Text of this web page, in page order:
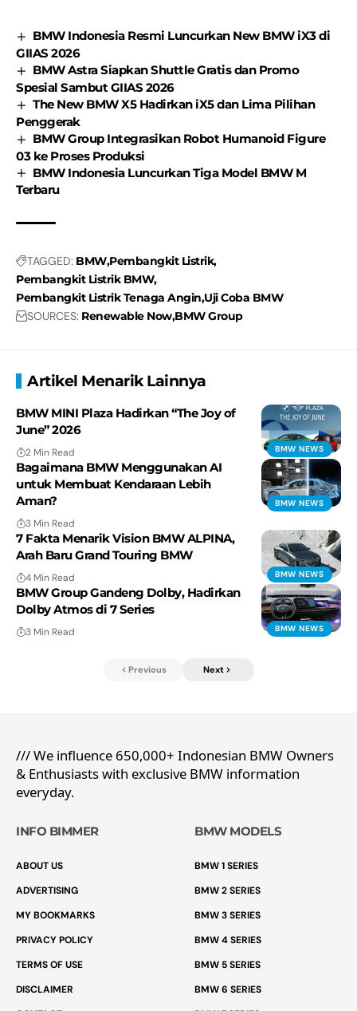
BMW Indonesia Resmi Luncurkan New BMW iX3 di
GIIAS 2026
BMW Astra Siapkan Shuttle Gratis dan Promo
Spesial Sambut GIIAS 2026
The New BMW X5 Hadirkan iX5 dan Lima Pilihan
Penggerak
BMW Group Integrasikan Robot Humanoid Figure
03 ke Proses Produksi
BMW Indonesia Luncurkan Tiga Model BMW M
Terbaru
TAGGED: BMWPembangkit Listrik
Pembangkit Listrik BMW
Pembangkit Listrik Tenaga Angin Uji Coba BMW
SOURCES: Renewable NowBMW Group
Artikel Menarik Lainnya
BMW NEWS
BMW MINI Plaza Hadirkan “The Joy of
June” 2026
2 Min Read
BMW NEWS
Bagaimana BMW Menggunakan AI
untuk Membuat Kendaraan Lebih
Aman?
3 Min Read
BMW NEWS
7 Fakta Menarik Vision BMW ALPINA,
Arah Baru Grand Touring BMW
4 Min Read
BMW NEWS
BMW Group Gandeng Dolby, Hadirkan
Dolby Atmos di 7 Series
3 Min Read
Previous Next
/// We influence 650,000+ Indonesian BMW Owners
& Enthusiasts with exclusive BMW information
everyday.
INFO BIMMER
ABOUT US
ADVERTISING
MY BOOKMARKS
PRIVACY POLICY
TERMS OF USE
DISCLAIMER
BMW MODELS
BMW 1 SERIES
BMW 2 SERIES
BMW 3 SERIES
BMW 4 SERIES
BMW 5 SERIES
BMW 6 SERIES